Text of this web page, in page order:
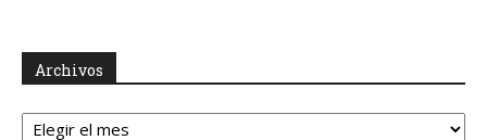
Archivos
Archivos